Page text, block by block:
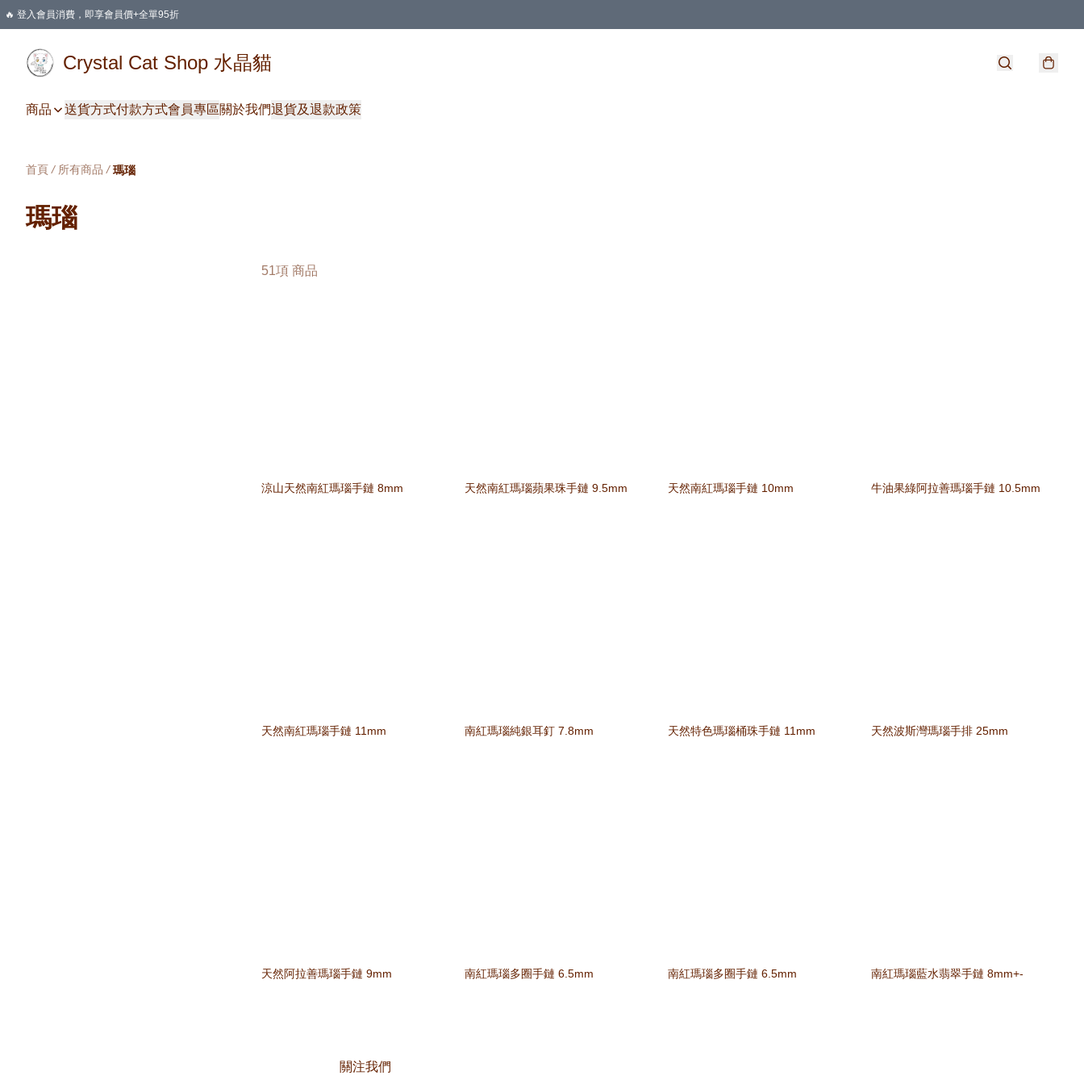
🔥 登入會員消費，即享會員價+全單95折
Crystal Cat Shop 水晶貓
商品 送貨方式付款方式會員專區關於我們退貨及退款政策
首頁 / 所有商品 / 瑪瑙
瑪瑙
51項 商品
涼山天然南紅瑪瑙手鏈 8mm 天然南紅瑪瑙蘋果珠手鏈 9.5mm 天然南紅瑪瑙手鏈 10mm 牛油果綠阿拉善瑪瑙手鏈 10.5mm
天然南紅瑪瑙手鏈 11mm 南紅瑪瑙純銀耳釘 7.8mm 天然特色瑪瑙桶珠手鏈 11mm 天然波斯灣瑪瑙手排 25mm
天然阿拉善瑪瑙手鏈 9mm 南紅瑪瑙多圈手鏈 6.5mm 南紅瑪瑙多圈手鏈 6.5mm 南紅瑪瑙藍水翡翠手鏈 8mm+-
關注我們